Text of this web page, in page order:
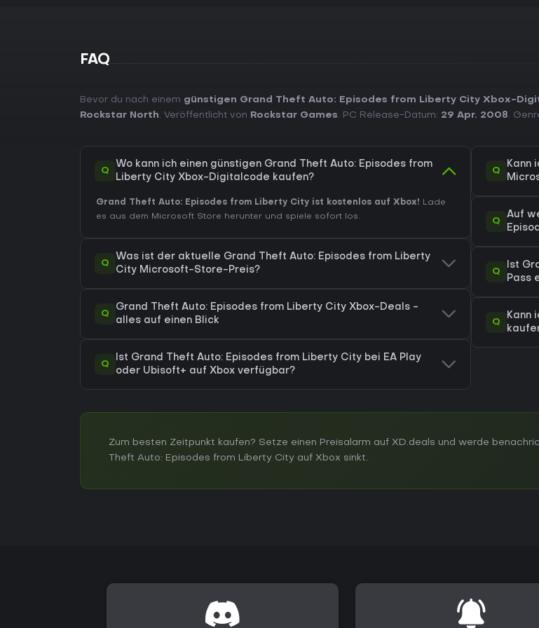
FAQ
Bevor du nach einem günstigen Grand Theft Auto: Episodes from Liberty City Xbox-
Rockstar North. Veröffentlicht von Rockstar Games. PC Release-Datum: 29 Apr. 2008.
Q
Wo kann ich einen günstigen Grand Theft Auto: Episodes from
Liberty City Xbox-Digitalcode kaufen?
Grand Theft Auto: Episodes from Liberty City ist kostenlos auf Xbox! Lade
es aus dem Microsoft Store herunter und spiele sofort los.
Q
Was ist der aktuelle Grand Theft Auto: Episodes from Liberty
City Microsoft-Store-Preis?
Q
Grand Theft Auto: Episodes from Liberty City Xbox-Deals -
alles auf einen Blick
Q
Ist Grand Theft Auto: Episodes from Liberty City bei EA Play
oder Ubisoft+ auf Xbox verfügbar?
Q
Kann
Q
Auf
Q
Ist
Pass
Q
Kann
Zum besten Zeitpunkt kaufen? Setze einen Preisalarm auf XD.deals und werde
Theft Auto: Episodes from Liberty City auf Xbox sinkt.